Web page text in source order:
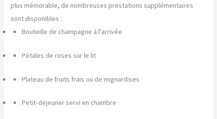
plus mémorable, de nombreuses prestations supplémentaires
sont disponibles :
Bouteille de champagne à l’arrivée
Pétales de roses sur le lit
Plateau de fruits frais ou de mignardises
Petit-déjeuner servi en chambre